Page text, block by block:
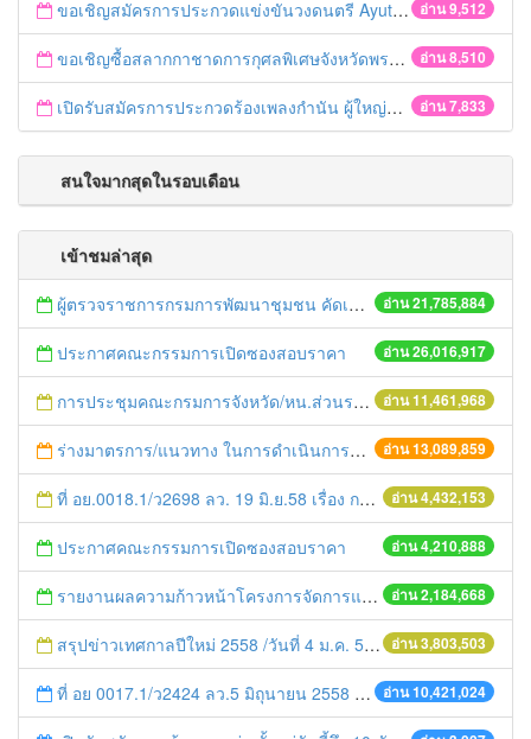
อ่าน 9,512
ขอเชิญสมัครการประกวดแข่งขันวงดนตรี Ayutthaya battle of the bands
อ่าน 8,510
ขอเชิญซื้อสลากกาชาดการกุศลพิเศษจังหวัดพระนครศรีอยุธยา 2560
อ่าน 7,833
เปิดรับสมัครการประกวดร้องเพลงกำนัน ผู้ใหญ่บ้าน ฯลฯ
สนใจมากสุดในรอบเดือน
เข้าชมล่าสุด
อ่าน 21,785,884
ผู้ตรวจราชการกรมการพัฒนาชุมชน คัดเลือกข้าราชการและลูกจ้างดีเด่น และหน่วยงานพัฒนาชุมชนใสสะอาด ประจำปี ๒๕๕๔
อ่าน 26,016,917
ประกาศคณะกรรมการเปิดซองสอบราคา
อ่าน 11,461,968
การประชุมคณะกรมการจังหวัด/หน.ส่วนราชการประจำเดือน มิถุนายน 2558
อ่าน 13,089,859
ร่างมาตรการ/แนวทาง ในการดำเนินการประกอบการตรวจราชการแบบบูรณาการ
อ่าน 4,432,153
ที่ อย.0018.1/ว2698 ลว. 19 มิ.ย.58 เรื่อง การแก้ไขปัญหาหนี้สินให้แก่เกษตรกร
อ่าน 4,210,888
ประกาศคณะกรรมการเปิดซองสอบราคา
อ่าน 2,184,668
รายงานผลความก้าวหน้าโครงการจัดการแก้ไขปัญหาขยะ สัปดาห์ที่ 9/2558
อ่าน 3,803,503
สรุปข่าวเทศกาลปีใหม่ 2558 /วันที่ 4 ม.ค. 58
อ่าน 10,421,024
ที่ อย 0017.1/ว2424 ลว.5 มิถุนายน 2558 เรื่อง แจ้งกำหนดตรวจประเมินและให้คะแนนหน่วยงานที่สมัครเข้าร่วมโครงการพัฒนาหน่วยงานต้นแบบในการจัดตั้งศูนย์ข้อมูลข่าวสารของราชการฯ ประจำปีงบประมาณ พ.ศ. 2558